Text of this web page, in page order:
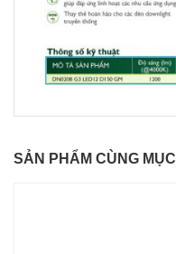
SẢN PHẨM CÙNG MỤC